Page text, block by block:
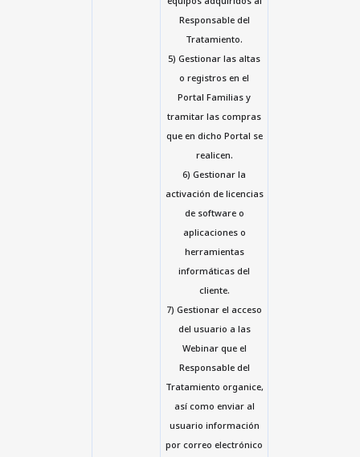
Responsable del
Tratamiento.
5) Gestionar las altas
o registros en el
Portal Familias y
tramitar las compras
que en dicho Portal se
realicen.
6) Gestionar la
activación de licencias
de software o
aplicaciones o
herramientas
informáticas del
cliente.
7) Gestionar el acceso
del usuario a las
Webinar que el
Responsable del
Tratamiento organice,
así como enviar al
usuario información
por correo electrónico